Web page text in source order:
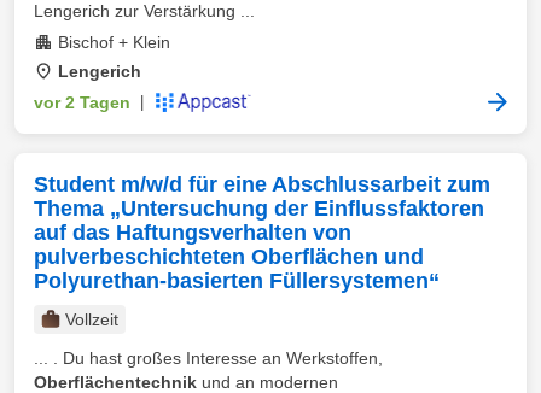
Lengerich zur Verstärkung ...
Bischof + Klein
Lengerich
vor 2 Tagen
Student m/w/d für eine Abschlussarbeit zum
Thema „Untersuchung der Einflussfaktoren
auf das Haftungsverhalten von
pulverbeschichteten Oberflächen und
Polyurethan-basierten Füllersystemen“
Vollzeit
... . Du hast großes Interesse an Werkstoffen,
Oberflächentechnik und an modernen